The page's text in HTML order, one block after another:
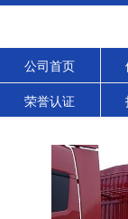
公司首页
荣誉认证